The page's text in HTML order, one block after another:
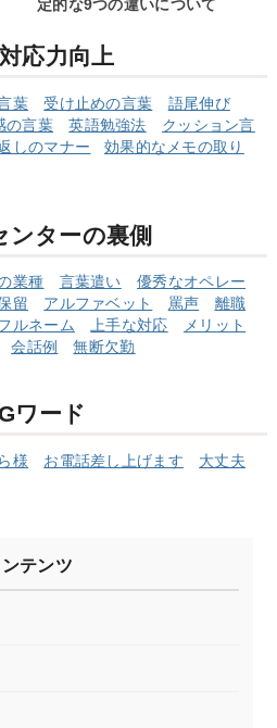
定的な9つの違いについて
応力向上
葉 受け止めの言葉
語尾伸び
の言葉 英語勉強法 クッショ ン言
しのマナー
効果的なメモの取り
ンターの裏側
業種 言葉遣い
優秀なオペレー
留 アルファベット 罵声
離職
ルネーム 上手な対応
メリット
会話例
無断欠勤
ワード
様 お電話差し上げます
大丈夫
テンツ